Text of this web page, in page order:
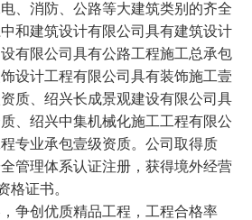
、消防、公路等大建筑类别的齐全
和建筑设计有限公司具有建筑设计
有限公司具有公路工程施工总承包
设计工程有限公司具有装饰施工壹
质、绍兴长成景观建设有限公司具
、绍兴中集机械化施工工程有限公
专业承包壹级资质。公司取得质
管理体系认证注册，获得境外经营
格证书。
争创优质精品工程，工程合格率